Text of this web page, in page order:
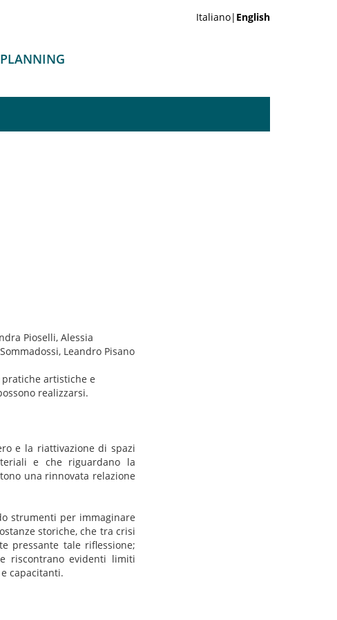
Italiano| English
Pioselli, Alessia
Leandro Pisano
artistiche e
realizzarsi.
e la riattivazione di spazi
e che riguardano la
una rinnovata relazione
strumenti per immaginare
storiche, che tra crisi
pressante tale riflessione;
riscontrano evidenti limiti
capacitanti.